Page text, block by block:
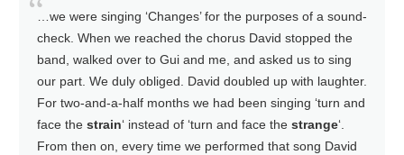
…we were singing ‘Changes’ for the purposes of a sound-
check. When we reached the chorus David stopped the
band, walked over to Gui and me, and asked us to sing
our part. We duly obliged. David doubled up with laughter.
For two-and-a-half months we had been singing ‘turn and
face the strain‘ instead of ‘turn and face the strange‘.
From then on, every time we performed that song David